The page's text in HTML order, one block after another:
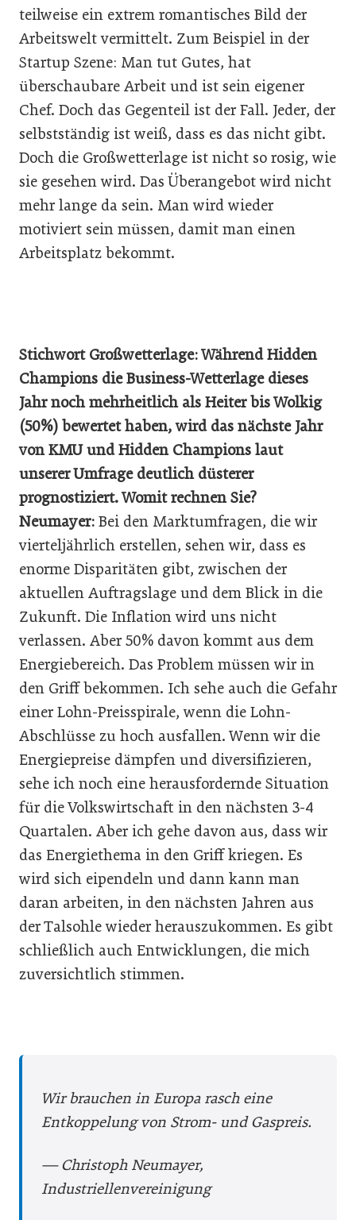
teilweise ein extrem romantisches Bild der
Arbeitswelt vermittelt. Zum Beispiel in der
Startup Szene: Man tut Gutes, hat
überschaubare Arbeit und ist sein eigener
Chef. Doch das Gegenteil ist der Fall. Jeder, der
selbstständig ist weiß, dass es das nicht gibt.
Doch die Großwetterlage ist nicht so rosig, wie
sie gesehen wird. Das Überangebot wird nicht
mehr lange da sein. Man wird wieder
motiviert sein müssen, damit man einen
Arbeitsplatz bekommt.
Stichwort Großwetterlage: Während Hidden
Champions die Business-Wetterlage dieses
Jahr noch mehrheitlich als Heiter bis Wolkig
(50%) bewertet haben, wird das nächste Jahr
von KMU und Hidden Champions laut
unserer Umfrage deutlich düsterer
prognostiziert. Womit rechnen Sie?
Neumayer: Bei den Marktumfragen, die wir
vierteljährlich erstellen, sehen wir, dass es
enorme Disparitäten gibt, zwischen der
aktuellen Auftragslage und dem Blick in die
Zukunft. Die Inflation wird uns nicht
verlassen. Aber 50% davon kommt aus dem
Energiebereich. Das Problem müssen wir in
den Griff bekommen. Ich sehe auch die Gefahr
einer Lohn-Preisspirale, wenn die Lohn-
Abschlüsse zu hoch ausfallen. Wenn wir die
Energiepreise dämpfen und diversifizieren,
sehe ich noch eine herausfordernde Situation
für die Volkswirtschaft in den nächsten 3-4
Quartalen. Aber ich gehe davon aus, dass wir
das Energiethema in den Griff kriegen. Es
wird sich eipendeln und dann kann man
daran arbeiten, in den nächsten Jahren aus
der Talsohle wieder herauszukommen. Es gibt
schließlich auch Entwicklungen, die mich
zuversichtlich stimmen.
Wir brauchen in Europa rasch eine
Entkoppelung von Strom- und Gaspreis.
— Christoph Neumayer,
Industriellenvereinigung